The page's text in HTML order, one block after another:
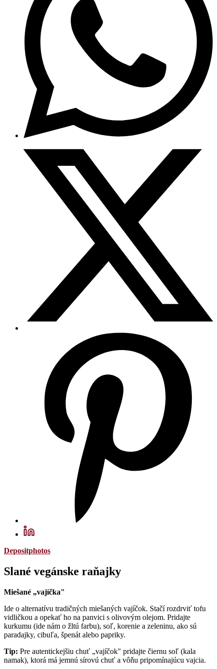
Depositphotos
Slané vegánske raňajky
Miešané „vajíčka"
Ide o alternatívu tradičných miešaných vajíčok. Stačí rozdrviť tofu
vidličkou a opekať ho na panvici s olivovým olejom. Pridajte
kurkumu (ide nám o žltú farbu), soľ, korenie a zeleninu, ako sú
paradajky, cibuľa, špenát alebo papriky.
Tip: Pre autentickejšiu chuť „vajíčok" pridajte čiernu soľ (kala
namak), ktorá má jemnú sírovú chuť a vôňu pripomínajúcu vajcia.